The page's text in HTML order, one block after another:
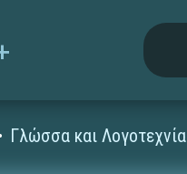
Γλώσσα και Λογοτεχνία